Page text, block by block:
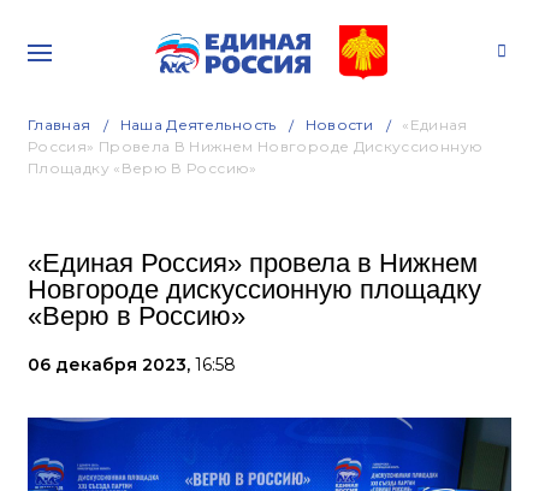
Главная Наша Деятельность Новости
«Единая
Россия» Провела В Нижнем Новгороде Дискуссионную
Площадку «Верю В Россию»
«Единая Россия» провела в Нижнем
Новгороде дискуссионную площадку
«Верю в Россию»
06 декабря 2023, 16:58